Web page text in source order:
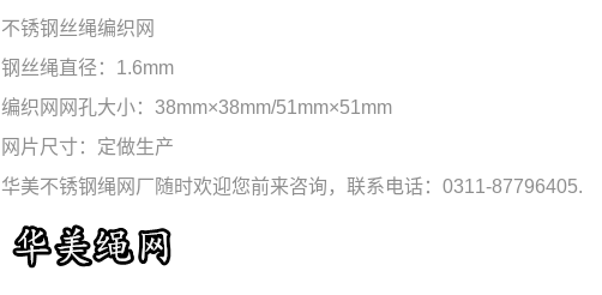
不锈钢丝绳编织网
钢丝绳直径：1.6mm
编织网网孔大小：38mm×38mm/51mm×51mm
网片尺寸：定做生产
华美不锈钢绳网厂随时欢迎您前来咨询，联系电话：0311-87796405.